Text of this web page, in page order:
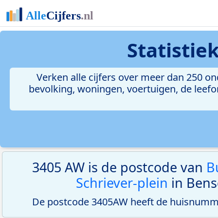
Verken alle cijfers over meer dan 250
bevolking, woningen, voertuigen, de
3405 AW is de postcode van
Schriever-plein in
De postcode 3405AW heeft de